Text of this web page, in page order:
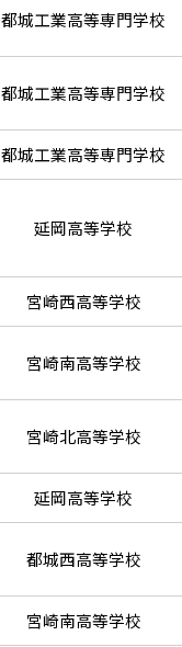
都城工業高等専門学校
都城工業高等専門学校
都城工業高等専門学校
延岡高等学校
宮崎西高等学校
宮崎南高等学校
宮崎北高等学校
延岡高等学校
都城西高等学校
宮崎南高等学校